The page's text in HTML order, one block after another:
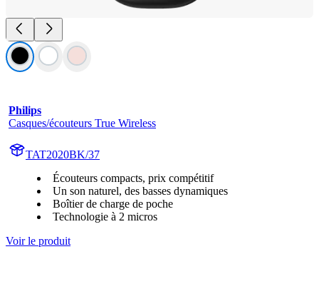
Philips
Casques/écouteurs True Wireless
TAT2020BK/37
Écouteurs compacts, prix compétitif
Un son naturel, des basses dynamiques
Boîtier de charge de poche
Technologie à 2 micros
Voir le produit